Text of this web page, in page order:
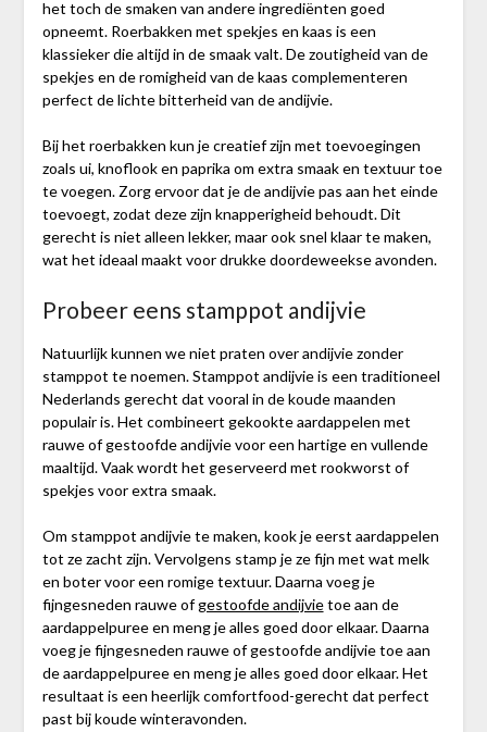
het toch de smaken van andere ingrediënten goed
opneemt. Roerbakken met spekjes en kaas is een
klassieker die altijd in de smaak valt. De zoutigheid van de
spekjes en de romigheid van de kaas complementeren
perfect de lichte bitterheid van de andijvie.
Bij het roerbakken kun je creatief zijn met toevoegingen
zoals ui, knoflook en paprika om extra smaak en textuur toe
te voegen. Zorg ervoor dat je de andijvie pas aan het einde
toevoegt, zodat deze zijn knapperigheid behoudt. Dit
gerecht is niet alleen lekker, maar ook snel klaar te maken,
wat het ideaal maakt voor drukke doordeweekse avonden.
Probeer eens stamppot andijvie
Natuurlijk kunnen we niet praten over andijvie zonder
stamppot te noemen. Stamppot andijvie is een traditioneel
Nederlands gerecht dat vooral in de koude maanden
populair is. Het combineert gekookte aardappelen met
rauwe of gestoofde andijvie voor een hartige en vullende
maaltijd. Vaak wordt het geserveerd met rookworst of
spekjes voor extra smaak.
Om stamppot andijvie te maken, kook je eerst aardappelen
tot ze zacht zijn. Vervolgens stamp je ze fijn met wat melk
en boter voor een romige textuur. Daarna voeg je
fijngesneden rauwe ofgestoofde andijvietoe aan de
aardappelpuree en meng je alles goed door elkaar. Daarna
voeg je fijngesneden rauwe of gestoofde andijvie toe aan
de aardappelpuree en meng je alles goed door elkaar. Het
resultaat is een heerlijk comfortfood-gerecht dat perfect
past bij koude winteravonden.